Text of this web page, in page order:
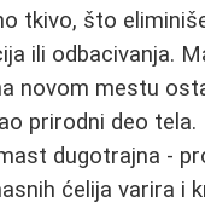
tkivo, što
ili odbacivanja.
novom mestu
prirodni deo
dugotrajna -
ćelija varira i